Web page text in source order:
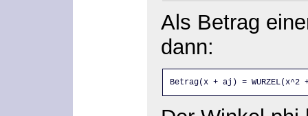
Als Betrag
dann:
Betrag(x + aj) = WURZEL(x^2